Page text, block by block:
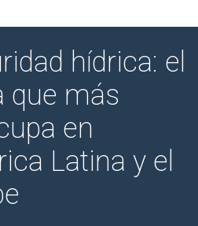
hídrica: el
que más
en
Latina y el